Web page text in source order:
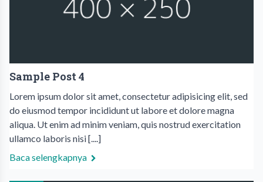
Sample Post 4
Lorem ipsum dolor sit amet, consectetur adipisicing elit, sed
do eiusmod tempor incididunt ut labore et dolore magna
aliqua. Ut enim ad minim veniam, quis nostrud exercitation
ullamco laboris nisi [....]
Baca selengkapnya